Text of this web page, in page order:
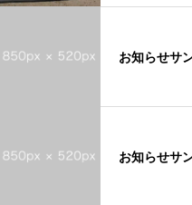
お知らせサ
お知らせサ